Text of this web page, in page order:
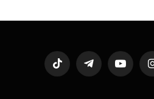
الانستغراميوتيوب تيلقرام تيكتوك